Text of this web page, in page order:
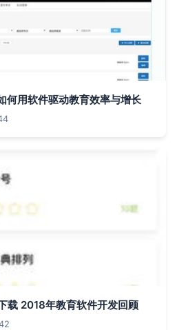
何用软件驱动教育效率与增长
载 2018年教育软件开发回顾